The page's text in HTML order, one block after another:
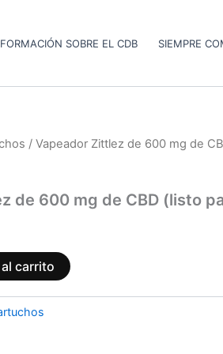
SOBRE EL CDB SIEMPRE
/ Vapeador Zittlez de 600 mg de
de 600 mg de CBD (listo
carrito